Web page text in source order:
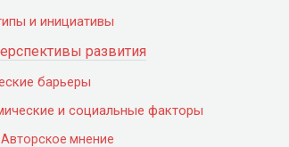
и инициативы
развития
барьеры
и социальные факторы
Авторское мнение